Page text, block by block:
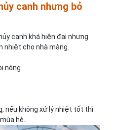
canh nhưng bỏ
canh khá hiện đại nhưng
nhiệt cho nhà màng.
nóng
nếu không xử lý nhiệt tốt thì
hè.